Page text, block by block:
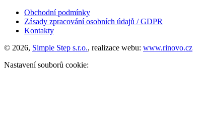
Obchodní podmínky
Zásady zpracování osobních údajů / GDPR
Kontakty
© 2026, Simple Step s.r.o., realizace webu: www.rinovo.cz
Nastavení souborů cookie: